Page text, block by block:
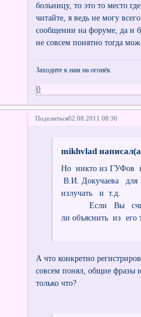
больницу, то это то место
читайте, я ведь не могу
сообщении на форуме, да и
не совсем понятно тогда
Заходите к нам на огонёк
0
Поделиться02.08.2011 08:36
mikhvlad
Но никто из ГУФов
В.И. Докучаева для
излучать и т.д.
Если Вы
ли объяснить из его
А что конкретно
совсем понял, общие фразы
только что?